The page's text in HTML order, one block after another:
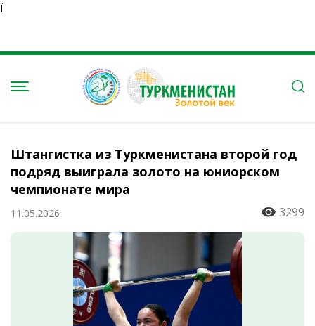
Ï
Штангистка из Туркменистана второй год
подряд выиграла золото на юниорском
чемпионате мира
11.05.2026 3299